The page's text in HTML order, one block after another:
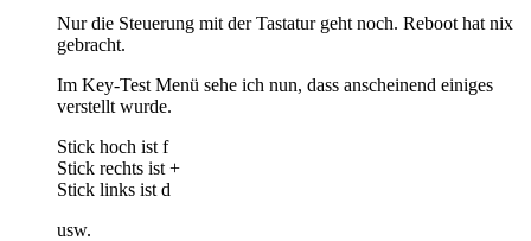
Nur die Steuerung mit der Tastatur geht noch. Reboot hat nix
gebracht.
Im Key-Test Menü sehe ich nun, dass anscheinend einiges
verstellt wurde.
Stick hoch ist f
Stick rechts ist +
Stick links ist d
usw.